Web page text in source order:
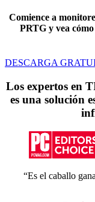
Comience a
PRTG y vea
DESCARGA
Los expertos en
es una solución
“Es el caballo